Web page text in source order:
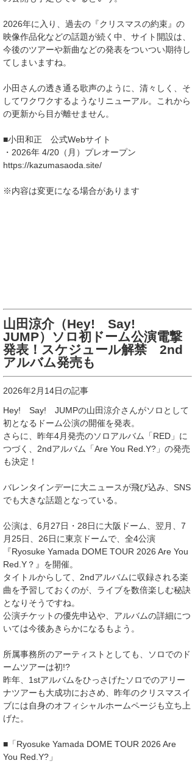
2026年に入り、過去の『クリスマスの約束』の
映像作品化などの話題が続く中、サイト開設は、
今後のツアーや新曲などの発表をついつい期待し
てしまいますね。
小田さんの透き通る歌声のように、清々しく、そ
してワクワクするようなリニューアル。これから
の更新から目が離せません。
■小田和正 公式Webサイト
・2026年 4/20（月）プレオープン
https://kazumasaoda.site/
※内容は変更になる場合があります
山田涼介（Hey! Say!
JUMP）ソロ初ドーム公演電撃
発表！スケジュール解禁 2nd
アルバム発売も
2026年2月14日の記事
Hey! Say! JUMPの山田涼介さんがソロとして
初となるドーム公演の開催を発表。
さらに、昨年4月発売のソロアルバム「RED」に
つづく、2ndアルバム「Are You Red.Y?」の発売
も決定！
バレンタインデーに大ニュースが飛び込み、SNS
でも大きな話題となっている。
公演は、6月27日・28日に大阪ドーム、翌月、7
月25日、26日に東京ドームで、全4公演
『Ryosuke Yamada DOME TOUR 2026 Are You
Red.Y？』を開催。
タイトルからして、2ndアルバムに収録される楽
曲を予習しておくのが、ライブを数倍楽しむ秘訣
となりそうですね。
公演チケットの優先申込や、アルバムの詳細につ
いては今後あきらかになるもよう。
所属事務所のアーティストとしても、ソロでのド
ームツアーは初!?
昨年、1stアルバムをひっさげたソロでのアリー
ナツアーも大成功におさめ、昨年のクリスマスイ
ブには自身のオフィシャルホームページも立ち上
げた。
■「Ryosuke Yamada DOME TOUR 2026 Are
You Red.Y?」